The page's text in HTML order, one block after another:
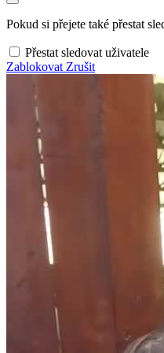
Pokud si přejete také přestat
Přestat sledovat uživatele
Zablokovat Zrušit